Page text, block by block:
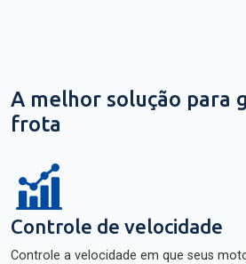
A melhor solução para
frota
Controle de velocidade
Controle a velocidade em que seus